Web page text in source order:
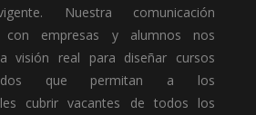
Nuestra comunicación
con empresas y alumnos nos
visión real para diseñar cursos
que permitan a los
cubrir vacantes de todos los